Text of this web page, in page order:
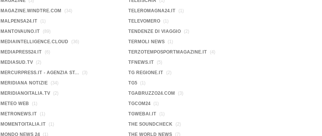
MAGAZINE.WINDTRE.COM (34)
MALPENSA24.IT (1)
MANTOVAUNO.IT (89)
MEDIAINTELLIGENCE.CLOUD (36)
MEDIAPRESS24.IT (6)
MEDIASUD.TV (2)
MERCURPRESS.IT - AGENZIA ST... (3)
MERIDIANA NOTIZIE (34)
MERIDIANOITALIA.TV (2)
METEO WEB (1)
METRONEWS.IT (1)
MOMENTOITALIA.IT (1)
MONDO NEWS 24 (1)
TELEROMAGNA24.IT (1)
TELEVOMERO (1)
TENDENZE DI VIAGGIO (2)
TERMOLI NEWS (1)
TERZOTEMPOSPORTMAGAZINE.IT (4)
TFNEWS.IT (5)
TG REGIONE.IT (2)
TG5 (1)
TGABRUZZO24.COM (3)
TGCOM24 (1)
TGWEBAI.IT (1)
THE SOUNDCHECK (2)
THE WORLD NEWS (7)